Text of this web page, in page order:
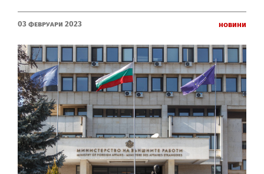
03 Февруари 2023 Новини